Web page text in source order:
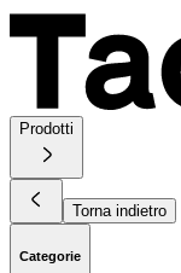
Prodotti
Torna indietro
Categorie